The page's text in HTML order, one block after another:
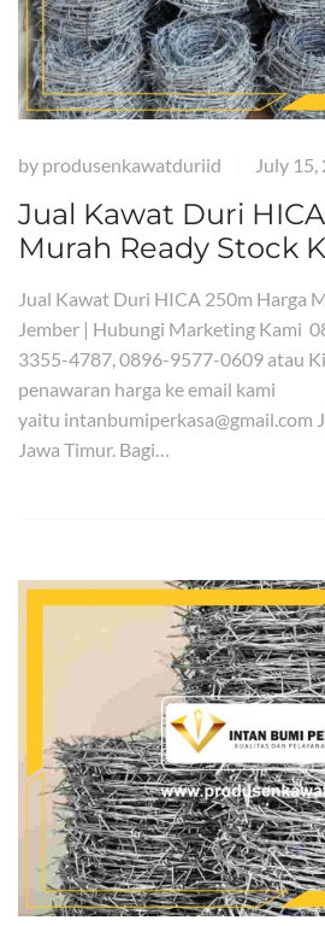
by produsenkawatduriid July 15,
Jual Kawat Duri
Murah Ready Stock
Jual Kawat Duri HICA 250m Harga
Jember | Hubungi Marketing Kami
3355-4787, 0896-9577-0609 atau
penawaran harga ke email kami
yaitu intanbumiperkasa@gmail.com
Jawa Timur. Bagi…